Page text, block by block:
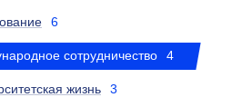
6
сотрудничество 4
жизнь 3